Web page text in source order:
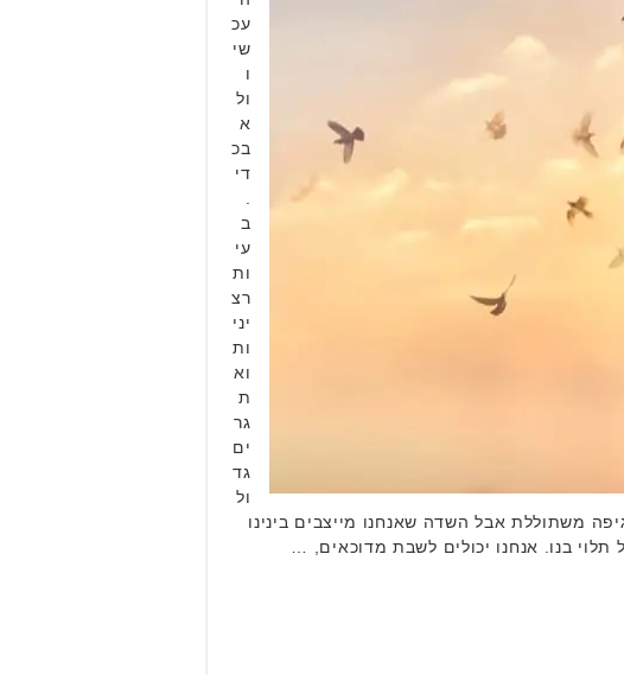
עכ
שי
ו
ול
א
בכ
די
ב
עי
ות
רצ
יני
ות
וא
ת
גר
ים
גד
ול
משתוללת אבל השדה שאנחנו מייצבים בינינו
בנו. אנחנו יכולים לשבת מדוכאים, …